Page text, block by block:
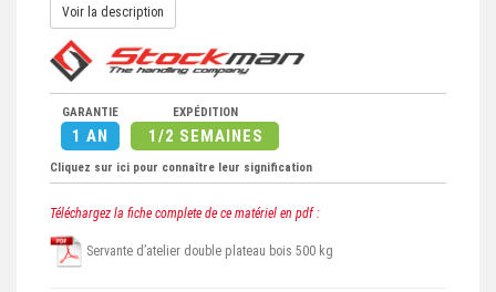
Voir la description
GARANTIE
1 AN
EXPÉDITION
1/2 SEMAINES
Cliquez sur ici pour connaître leur signification
Téléchargez la fiche complete de ce matériel en pdf :
Servante d’atelier double plateau bois 500 kg